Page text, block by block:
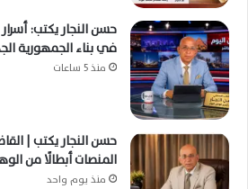
حسن النجار يكتب:
في بناء الجمهورية
منذ 5 ساعات
حسن النجار يكتب |
المنصات أبطالًا من
منذ يوم واحد